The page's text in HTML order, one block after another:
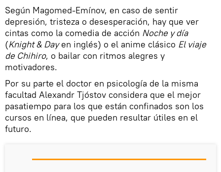
Según Magomed-Emínov, en caso de sentir
depresión, tristeza o desesperación, hay que ver
cintas como la comedia de acción Noche y día
(Knight & Dayen inglés) o el anime clásico El viaje
de Chihiro, o bailar con ritmos alegres y
motivadores.
Por su parte el doctor en psicología de la misma
facultad Alexandr Tjóstov considera que el mejor
pasatiempo para los que están confinados son los
cursos en línea, que pueden resultar útiles en el
futuro.